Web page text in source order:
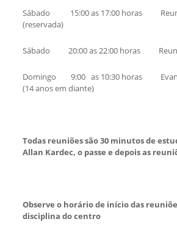
Sábado 15:00 as 17:00 horas
(reservada)
Sábado 20:00 as 22:00 horas
Domingo 9:00 as 10:30 horas
(14 anos em diante)
Todas reuniões são 30 minutos de
Allan Kardec, o passe e depois as
Observe o horário de início das
disciplina do centro